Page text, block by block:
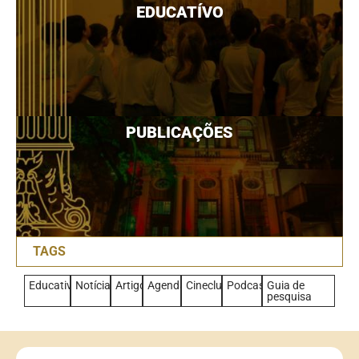
EDUCATÍVO
PUBLICAÇÕES
TAGS
EducativoNotíciasArtigo Agenda CineclubPodcastGuia de
pesquisa